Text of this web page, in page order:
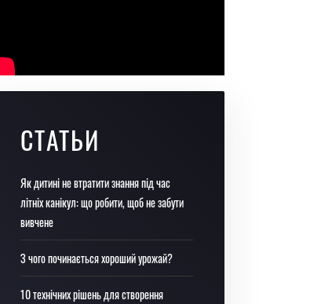
СТАТЬИ
Як дитині не втратити знання під час
літніх канікул: що робити, щоб не забути
вивчене
З чого починається хороший урожай?
10 технічних рішень для створення